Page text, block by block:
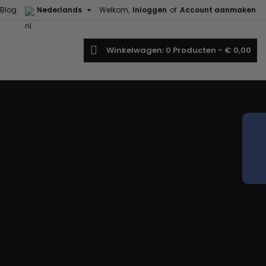
Welkom, Inloggen of Account aanmaken
Nederlands 
Blog
Winkelwagen 0 Producten - € 0,00